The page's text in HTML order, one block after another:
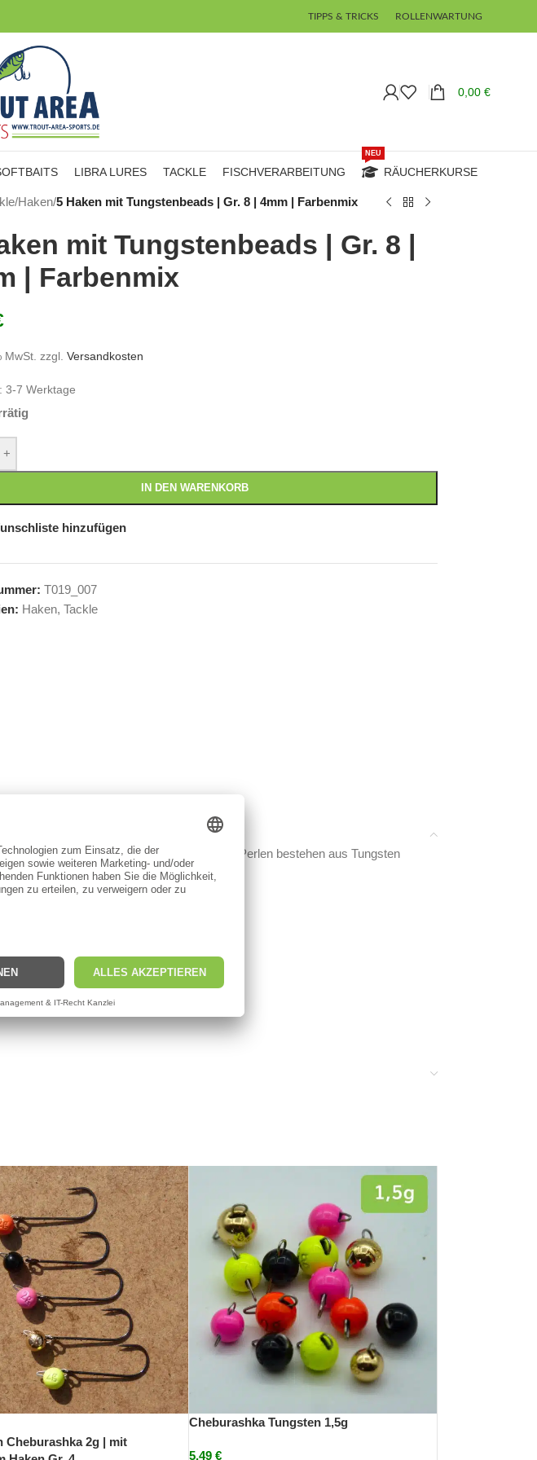
TIPPS & TRICKS ROLLENWARTUNG
0,00 €
LIBRA LURES TACKLE FISCHVERARBEITUNG RÄUCHERKURSE
NEU
/Haken/5 Haken mit Tungstenbeads | Gr. 8 | 4mm | Farbenmix
mit Tungstenbeads | Gr. 8 |
| Farbenmix
MwSt. zzgl. Versandkosten
3-7 Werktage
+
IN DEN WARENKORB
hinzufügen
T019_007
Haken, Tackle
Sehr scharf und stabil. Die farbigen Perlen bestehen aus Tungsten
Cheburashka 2g | mit
Cheburashka Tungsten 1,5g
5,49 €